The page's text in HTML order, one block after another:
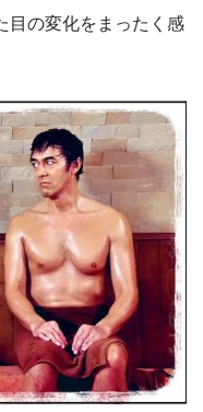
目の変化をまったく感